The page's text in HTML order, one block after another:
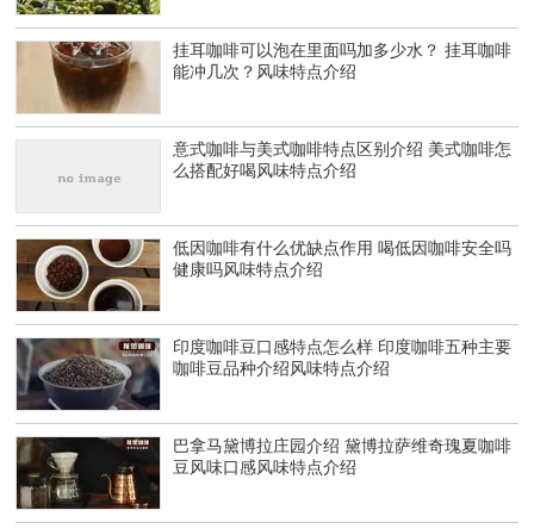
挂耳咖啡可以泡在里面吗加多少水？ 挂耳咖啡
能冲几次？风味特点介绍
意式咖啡与美式咖啡特点区别介绍 美式咖啡怎
么搭配好喝风味特点介绍
低因咖啡有什么优缺点作用 喝低因咖啡安全吗
健康吗风味特点介绍
印度咖啡豆口感特点怎么样 印度咖啡五种主要
咖啡豆品种介绍风味特点介绍
巴拿马黛博拉庄园介绍 黛博拉萨维奇瑰夏咖啡
豆风味口感风味特点介绍